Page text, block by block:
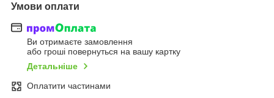
Умови оплати
Ви отримаєте замовлення
або гроші повернуться на вашу картку
Детальніше
Оплатити частинами